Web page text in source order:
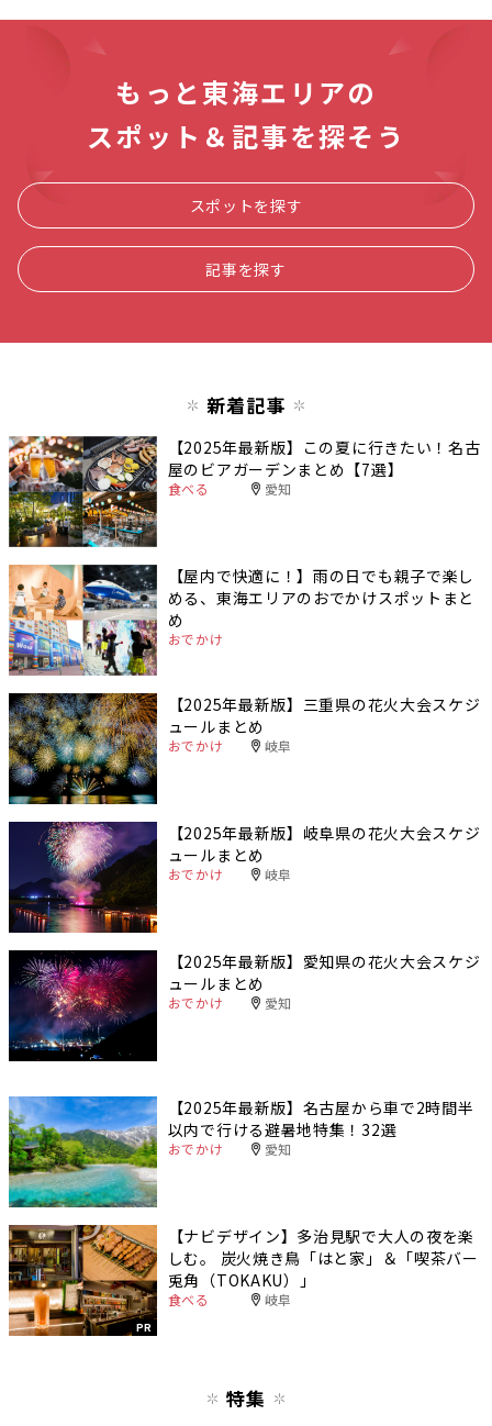
もっと東海エリアの
スポット＆記事を探そう
スポットを探す
記事を探す
新着記事
【2025年最新版】この夏に行きたい！名古
屋のビアガーデンまとめ【7選】
食べる 愛知
【屋内で快適に！】雨の日でも親子で楽し
める、東海エリアのおでかけスポットまと
め
おでかけ
【2025年最新版】三重県の花火大会スケジ
ュールまとめ
おでかけ 岐阜
【2025年最新版】岐阜県の花火大会スケジ
ュールまとめ
おでかけ 岐阜
【2025年最新版】愛知県の花火大会スケジ
ュールまとめ
おでかけ 愛知
【2025年最新版】名古屋から車で2時間半
以内で行ける避暑地特集！32選
おでかけ 愛知
PR
【ナビデザイン】多治見駅で大人の夜を楽
しむ。 炭火焼き鳥「はと家」＆「喫茶バー
兎角（TOKAKU）」
食べる 岐阜
特集